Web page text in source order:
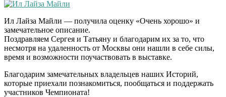
Ил Лайза Майли — получила оценку «Очень хорошо» и
замечательное описание.
Поздравляем Сергея и Татьяну и благодарим их за то, что
несмотря на удаленность от Москвы они нашли в себе силы,
время и возможности поучаствовать в выставке.
Благодарим замечательных владельцев наших Историй,
которые приехали познакомиться, пообщаться и поддержать
участников Чемпионата!